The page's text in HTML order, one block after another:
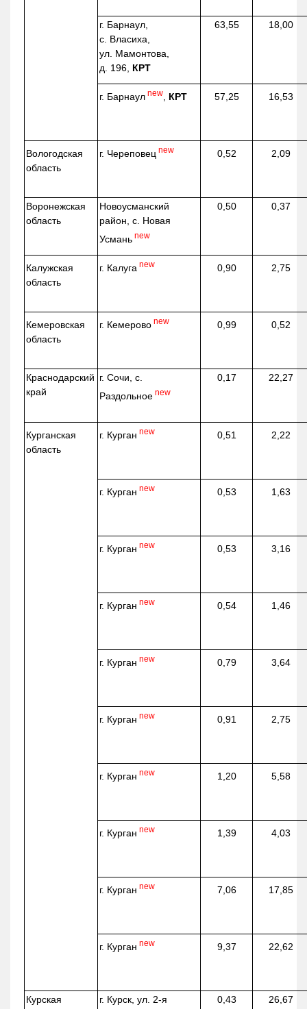
г. Барнаул,
с. Власиха,
ул. Мамонтова,
д. 196, КРТ
63,55 18,00
г. Барнаул new КРТ 57,25 16,53
Вологодская
область
г. Череповец new 0,52 2,09
Воронежская
область
Новоусманский
район, с. Новая
Усмань new
0,50 0,37
Калужская
область
г. Калуга new 0,90 2,75
Кемеровская
область
г. Кемерово new 0,99 0,52
Краснодарский
край
г. Сочи, с.
Раздольное new
0,17 22,27
Курганская
область
г. Курган new 0,51 2,22
г. Курган new 0,53 1,63
г. Курган new 0,53 3,16
г. Курган new 0,54 1,46
г. Курган new 0,79 3,64
г. Курган new 0,91 2,75
г. Курган new 1,20 5,58
г. Курган new 1,39 4,03
г. Курган new 7,06 17,85
г. Курган new 9,37 22,62
Курская
г. Курск, ул. 2-я
0,43 26,67